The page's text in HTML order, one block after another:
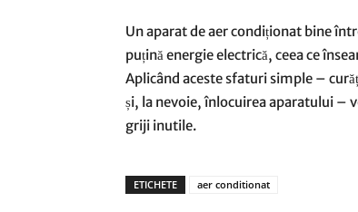
Un aparat de aer condiționat bine
puțină energie electrică, ceea ce
Aplicând aceste sfaturi simple –
și, la nevoie, înlocuirea aparatului –
griji inutile.
ETICHETE aer conditionat